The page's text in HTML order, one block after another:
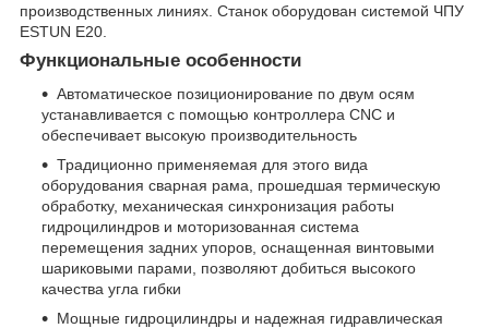
производственных линиях. Станок оборудован системой ЧПУ
ESTUN E20.
Функциональные особенности
Автоматическое позиционирование по двум осям
устанавливается с помощью контроллера CNC и
обеспечивает высокую производительность
Традиционно применяемая для этого вида
оборудования сварная рама, прошедшая термическую
обработку, механическая синхронизация работы
гидроцилиндров и моторизованная система
перемещения задних упоров, оснащенная винтовыми
шариковыми парами, позволяют добиться высокого
качества угла гибки
Мощные гидроцилиндры и надежная гидравлическая